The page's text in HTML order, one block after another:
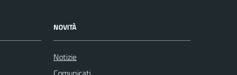
NOVITÀ
Notizie